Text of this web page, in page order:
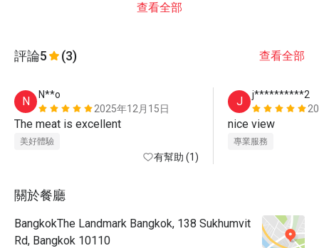
查看全部
評論5 (3) 查看全部
N
N**o
2025年12月15日
The meat is excellent
美好體驗
有幫助 (1)
J
j**********2
專業服務
關於餐廳
BangkokThe Landmark Bangkok, 138 Sukhumvit
Rd, Bangkok 10110